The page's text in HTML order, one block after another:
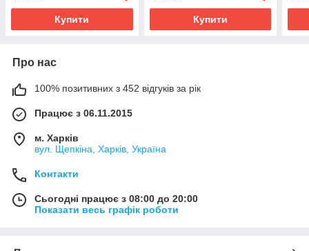
Купити Купити
Про нас
100% позитивних з 452 відгуків за рік
Працює з 06.11.2015
м. Харків
вул. Щепкіна, Харків, Україна
Контакти
Сьогодні працює з 08:00 до 20:00
Показати весь графік роботи